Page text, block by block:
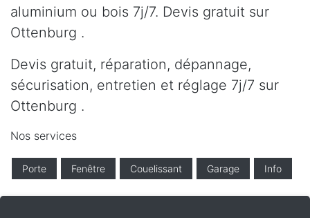
aluminium ou bois 7j/7. Devis gratuit sur
Ottenburg .
Devis gratuit, réparation, dépannage,
sécurisation, entretien et réglage 7j/7 sur
Ottenburg .
Nos services
Porte Fenêtre Couelissant Garage Info